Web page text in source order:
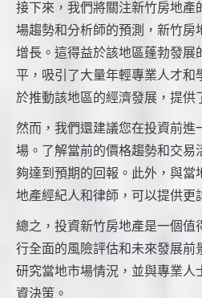
接下來，我們將關注新竹房地產
場趨勢和分析師的預測，新竹房
增長。這得益於該地區蓬勃發展
平，吸引了大量年輕專業人才和
於推動該地區的經濟發展，提供
然而，我們還建議您在投資前進
場。了解當前的價格趨勢和交易
夠達到預期的回報。此外，與當
地產經紀人和律師，可以提供更
總之，投資新竹房地產是一個值
行全面的風險評估和未來發展前
研究當地市場情況，並與專業人
資決策。